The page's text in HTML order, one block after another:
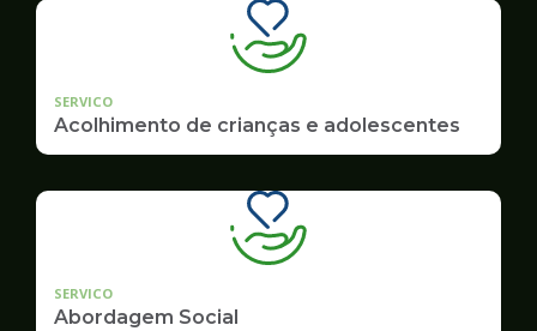
SERVICO
Acolhimento de crianças e adolescentes
SERVICO
Abordagem Social